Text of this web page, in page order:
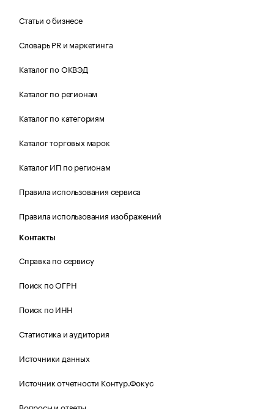
Статьи о бизнесе
Словарь PR и маркетинга
Каталог по ОКВЭД
Каталог по регионам
Каталог по категориям
Каталог торговых марок
Каталог ИП по регионам
Правила использования сервиса
Правила использования изображений
Контакты
Справка по сервису
Поиск по ОГРН
Поиск по ИНН
Статистика и аудитория
Источники данных
Источник отчетности Контур.Фокус